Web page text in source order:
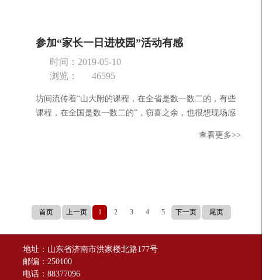
参加“家长一日进校园”活动有感
时间：2019-05-10
浏览：
46595
坊间流传着“山大附的课程，在全省是数一数二的，有些
课程，在全国是数一数二的”，窃喜之余，也很想现场感
查看更多>>
首页 上一页 1 2 3 4 5 下一页 尾页
地址：山东省济南市洪家楼北路177号
邮编：250100
电话：88377096